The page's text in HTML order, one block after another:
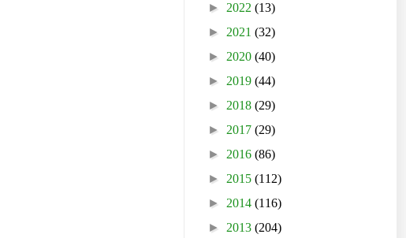
► 2022 (13)
► 2021 (32)
► 2020 (40)
► 2019 (44)
► 2018 (29)
► 2017 (29)
► 2016 (86)
► 2015 (112)
► 2014 (116)
► 2013 (204)